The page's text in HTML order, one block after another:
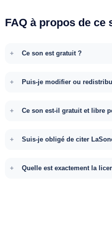
FAQ à propos de ce
Ce son est gratuit ?
Puis-je modifier ou
Ce son est-il gratuit et libre
Suis-je obligé de citer
Quelle est exactement la